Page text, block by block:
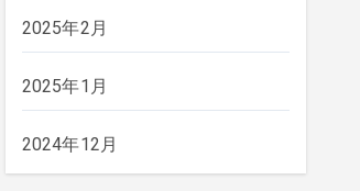
2025年2月
2025年1月
2024年12月